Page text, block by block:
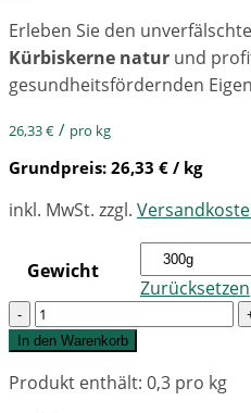
Erleben Sie den
Kürbiskerne natur und
gesundheitsfördernden
26,33€ / pro kg
Grundpreis: 26,33 € / kg
inkl. MwSt. zzgl.
Gewicht
Zurücksetzen
Quantity
In den Warenkorb
Produkt enthält: 0,3 pro kg